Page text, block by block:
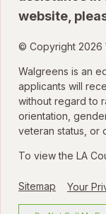
website,
© Copyright 2026
Walgreens is an
applicants will
without regard to
orientation,
veteran status, or
To view the LA
Sitemap Your